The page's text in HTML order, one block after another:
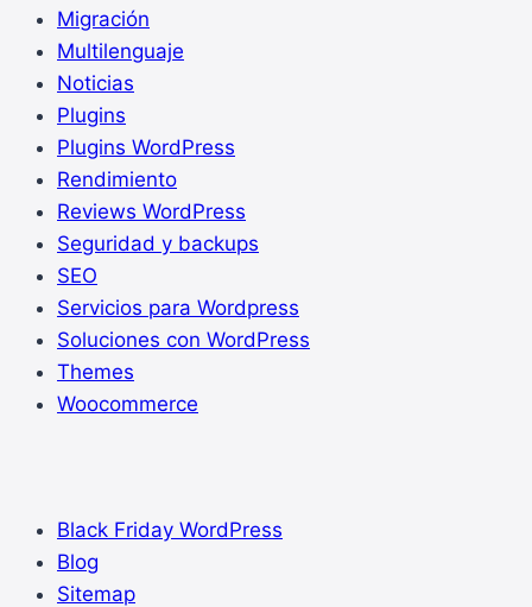
Migración
Multilenguaje
Noticias
Plugins
Plugins WordPress
Rendimiento
Reviews WordPress
Seguridad y backups
SEO
Servicios para Wordpress
Soluciones con WordPress
Themes
Woocommerce
Black Friday WordPress
Blog
Sitemap